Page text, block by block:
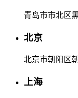
青岛市市北区
北京
北京市朝阳区
上海